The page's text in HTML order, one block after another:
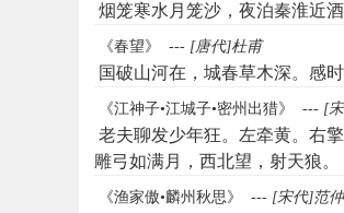
烟笼寒水月笼沙，夜泊秦淮近
《春望》 --- [唐代]杜甫
国破山河在，城春草木深。感
《江神子•江城子•密州出猎》 --- [
老夫聊发少年狂。左牵黄。右
雕弓如满月，西北望，射天狼。
《渔家傲•麟州秋思》 --- [宋代]范